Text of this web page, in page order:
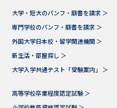
大学・短大のパンフ・願書を請求 ＞
専門学校のパンフ・願書を請求 ＞
外国大学日本校・留学関連機関 ＞
新生活・部屋探し ＞
大学入学共通テスト「受験案内」 ＞
高等学校卒業程度認定試験 ＞